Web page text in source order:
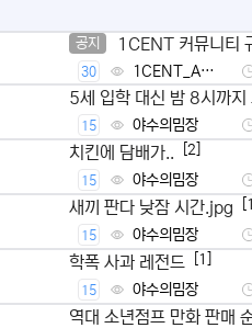
공지 1CENT 커뮤니티
30
1CENT_Ad
min
5세 입학 대신 밤 8시까지
났다
15 야수의밈장
치킨에 담배가.. [2]
15 야수의밈장
새끼 판다 낮잠 시간.jpg [1]
15 야수의밈장
학폭 사과 레전드 [1]
15 야수의밈장
역대 소년점프 만화 판매